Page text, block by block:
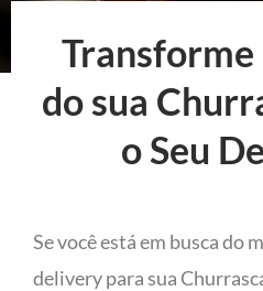
do sua
o Seu
Se você está em busca do
delivery para sua